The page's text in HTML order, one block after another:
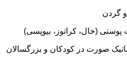
گردن
پوستی (خال، کراتوز، بیوپسی)
صورت در کودکان و بزرگسالان